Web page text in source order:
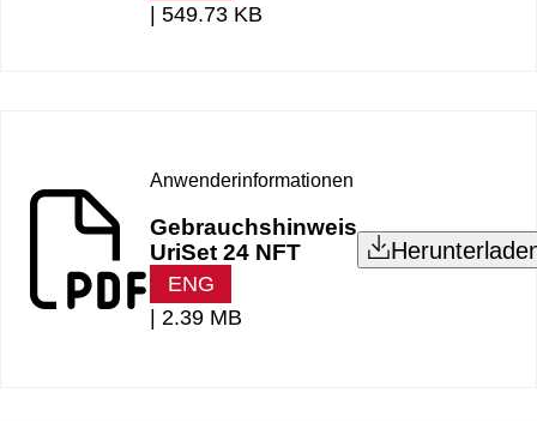
| 549.73 KB
Anwenderinformationen
Gebrauchshinweis
UriSet 24 NFT
ENG
2.39 MB